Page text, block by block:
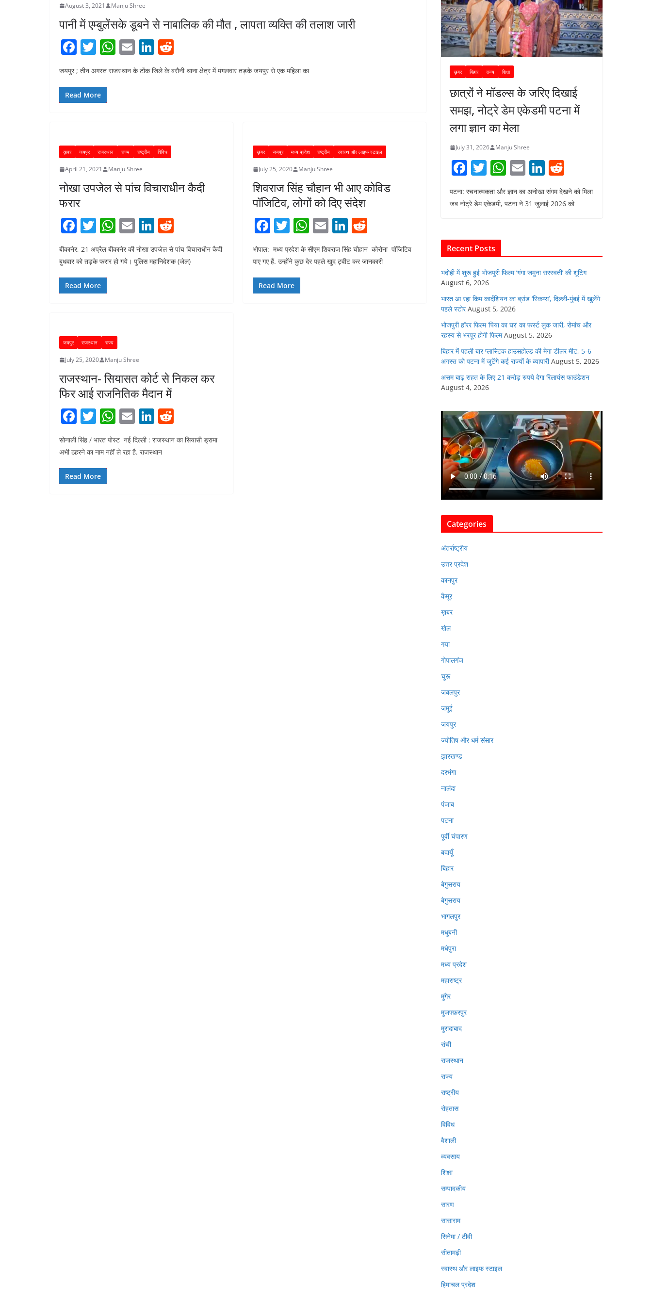
August 3, 2021 Manju Shree
पानी में एम्बुलेंसके डूबने से नाबालिक की मौत , लापता व्यक्ति की तलाश जारी
F
a
c
e
b
o
k
T
itt
er
W
at
p
E
m
ai
Li
n
k
e
d
जयपुर ; तीन अगस्त राजस्थान के टोंक जिले के बरौनी थाना क्षेत्र में मंगलवार तड़के जयपुर से एक महिला का
Read More
ख़बर जयपुर राजस्थान राज्य राष्ट्रीय विविध
April 21, 2021 Manju Shree
नोखा उपजेल से पांच विचाराधीन कैदी
फरार
F
c
e
b
k
T
w
itt
er
W
h
at
E
m
ai
l
Li
n
k
e
d
di
बीकानेर, 21 अप्रैल बीकानेर की नोखा उपजेल से पांच विचाराधीन कैदी
बुधवार को तड़के फरार हो गये। पुलिस महानिदेशक (जेल)
Read More
ख़बर जयपुर मध्य प्रदेश राष्ट्रीय स्वास्थ और लाइफ स्टाइल
July 25, 2020 Manju Shree
शिवराज सिंह चौहान भी आए कोविड
पॉजिटिव, लोगों को दिए संदेश
F
c
e
b
T
w
itt
er
W
h
at
E
m
ai
l
Li
n
k
R
e
d
भोपाल: मध्य प्रदेश के सीएम शिवराज सिंह चौहान कोरोना पॉजिटिव
पाए गए हैं. उन्होंने कुछ देर पहले खुद ट्वीट कर जानकारी
Read More
जयपुर राजस्थान राज्य
July 25, 2020 Manju Shree
राजस्थान- सियासत कोर्ट से निकल कर
फिर आई राजनितिक मैदान में
F
a
c
e
b
T
itt
er
W
at
E
m
ai
Li
k d
सोनाली सिंह / भारत पोस्ट नई दिल्ली : राजस्थान का सियासी ड्रामा
अभी ठहरने का नाम नहीं ले रहा है. राजस्थान
Read More
ख़बर बिहार राज्य शिक्षा
छात्रों ने मॉडल्स के जरिए दिखाई
समझ, नोट्रे डेम एकेडमी पटना में
लगा ज्ञान का मेला
July 31, 2026 Manju Shree
F
c
e
o
o
k
T
itt
W
at
p
E
m
ai
Li
n
k
e
e
d
पटना: रचनात्मकता और ज्ञान का अनोखा संगम देखने को मिला
जब नोट्रे डेम एकेडमी, पटना ने 31 जुलाई 2026 को
Recent Posts
भदोही में शुरू हुई भोजपुरी फिल्म ‘गंगा जमुना सरस्वती’ की शूटिंग
August 6, 2026
भारत आ रहा किम कार्दशियन का ब्रांड ‘स्किम्स’, दिल्ली-मुंबई में खुलेंगे
पहले स्टोर August 5, 2026
भोजपुरी हॉरर फिल्म ‘पिया का घर’ का फर्स्ट लुक जारी, रोमांच और
रहस्य से भरपूर होगी फिल्म August 5, 2026
बिहार में पहली बार प्लास्टिक हाउसहोल्ड की मेगा डीलर मीट, 5-6
अगस्त को पटना में जुटेंगे कई राज्यों के व्यापारी August 5, 2026
असम बाढ़ राहत के लिए 21 करोड़ रुपये देगा रिलायंस फाउंडेशन
August 4, 2026
Categories
अंतर्राष्ट्रीय
उत्तर प्रदेश
कानपुर
कैमूर
ख़बर
खेल
गया
गोपालगंज
चुरू
जबलपुर
जमुई
जयपुर
ज्योतिष और धर्म संसार
झारखण्ड
दरभंगा
नालंदा
पंजाब
पटना
पूर्वी चंपारण
बदायूँ
बिहार
बेगुसराय
बेगुसराय
भागलपुर
मधुबनी
मधेपुरा
मध्य प्रदेश
महाराष्ट्र
मुंगेर
मुजफ्फ़रपुर
मुरादाबाद
रांची
राजस्थान
राज्य
राष्ट्रीय
रोहतास
विविध
वैशाली
व्यवसाय
शिक्षा
सम्पादकीय
सारण
सासाराम
सिनेमा / टीवी
सीतामढ़ी
स्वास्थ और लाइफ स्टाइल
हिमाचल प्रदेश